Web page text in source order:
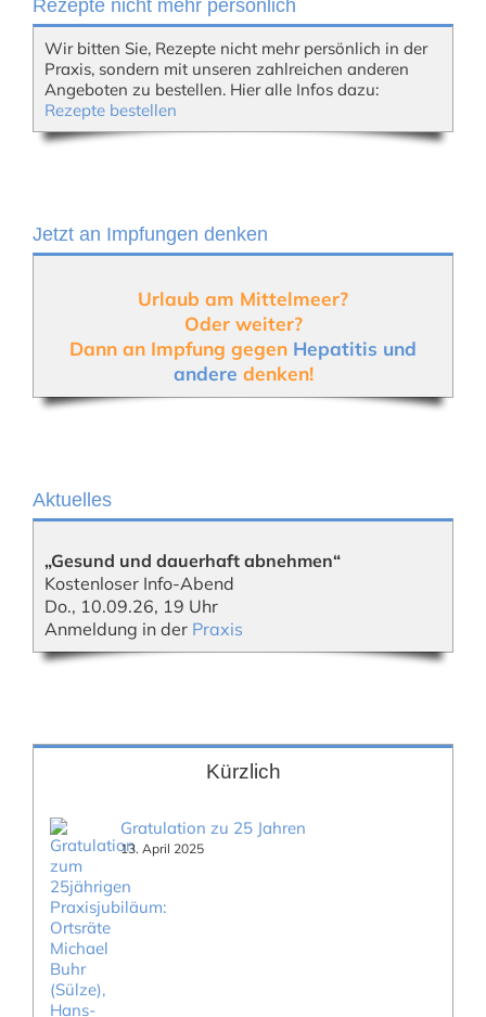
Rezepte nicht mehr persönlich
Wir bitten Sie, Rezepte nicht mehr persönlich in der
Praxis, sondern mit unseren zahlreichen anderen
Angeboten zu bestellen. Hier alle Infos dazu:
Rezepte bestellen
Jetzt an Impfungen denken
Urlaub am Mittelmeer?
Oder weiter?
Dann an Impfung gegen Hepatitis und
andere denken!
Aktuelles
„Gesund und dauerhaft abnehmen“
Kostenloser Info-Abend
Do., 10.09.26, 19 Uhr
Anmeldung in der Praxis
Kürzlich
Gratulation zu 25 Jahren
13. April 2025